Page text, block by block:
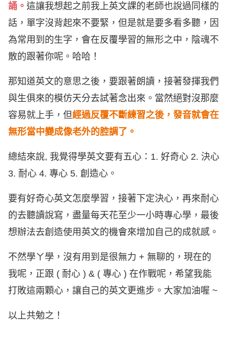
誦。 這讓我想起之前我上英文課的老師也說過同樣的
話，單字沒背起來不要緊，但是就是要多看多聽，因
為常用到的生字，會在反覆學習的無形之中，陰魂不
散的跟著你呢。哈哈！
那知道英文的意思之後，要跟著朗讀，接著發揮我們
與生俱來的模仿天分去試著念出來。當然絕對沒那麼
容易就上手，但經過反覆不斷練習之後，發音就會在
無形當中變成像老外的腔調了。
總結來說, 我覺得學英文要有五心：1. 好奇心 2. 決心
3. 耐心 4. 專心 5. 創造心。
要有好奇心英文怎麼學習，接著下定決心，再來耐心
的去聽讀說寫，盡量每天花至少一小時專心學，最後
想辦法去創造使用英文的機會來增加自己的成就感。
不然學ㄚ學，沒有用到是很無力 + 無聊的，現在的
我呢，正跟 ( 耐心 ) & ( 專心 ) 在作戰呢，希望我能
打敗這兩顆心，讓自己的英文更進步。大家加油喔 ~
以上共勉之！